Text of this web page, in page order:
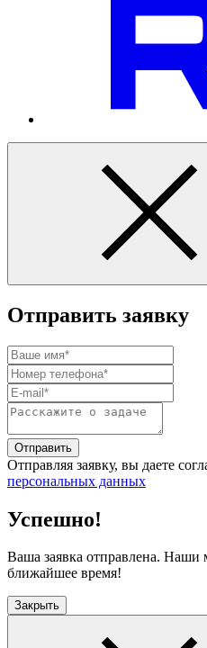
Отправить заявку
Отправить
Отправляя заявку, вы даете
персональных данных
Успешно!
Ваша заявка отправлена. Наши
ближайшее время!
Закрыть